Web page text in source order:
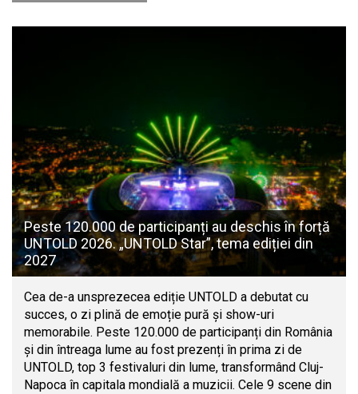
Peste 120.000 de participanți au deschis în forță
UNTOLD 2026. „UNTOLD Star”, tema ediției din
2027
Cea de-a unsprezecea ediție UNTOLD a debutat cu
succes, o zi plină de emoție pură și show-uri
memorabile. Peste 120.000 de participanți din România
și din întreaga lume au fost prezenți în prima zi de
UNTOLD, top 3 festivaluri din lume, transformând Cluj-
Napoca în capitala mondială a muzicii. Cele 9 scene din